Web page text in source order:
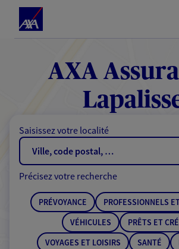
Accéder
contenu
principal
Accéder
au
de
AXA
Saisissez votre localité
Précisez votre recherche
PRÉVOYANCE
PROFESSIONNELS
VÉHICULES
PRÊTS ET
VOYAGES ET LOISIRS
SANTÉ